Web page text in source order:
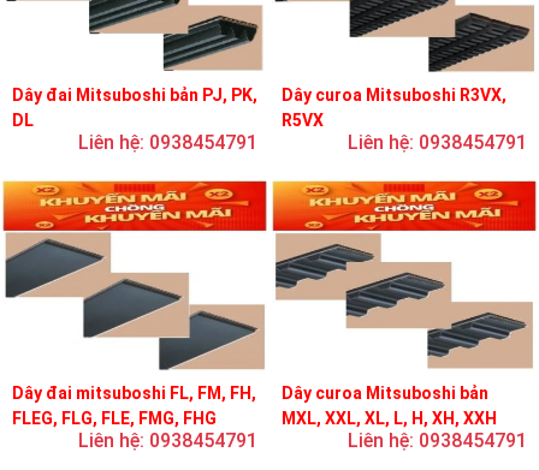
Dây đai Mitsuboshi bản PJ, PK,
DL
Liên hệ: 0938454791
Dây curoa Mitsuboshi R3VX,
R5VX
Liên hệ: 0938454791
Dây đai mitsuboshi FL, FM, FH,
FLEG, FLG, FLE, FMG, FHG
Liên hệ: 0938454791
Dây curoa Mitsuboshi bản
MXL, XXL, XL, L, H, XH, XXH
Liên hệ: 0938454791